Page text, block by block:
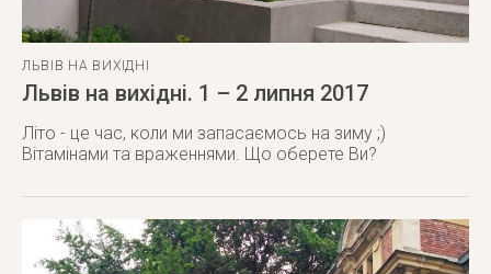
ЛЬВІВ НА ВИХІДНІ
Львів на вихідні. 1 – 2 липня 2017
Літо - це час, коли ми запасаємось на зиму ;)
Вітамінами та враженнями. Що оберете Ви?